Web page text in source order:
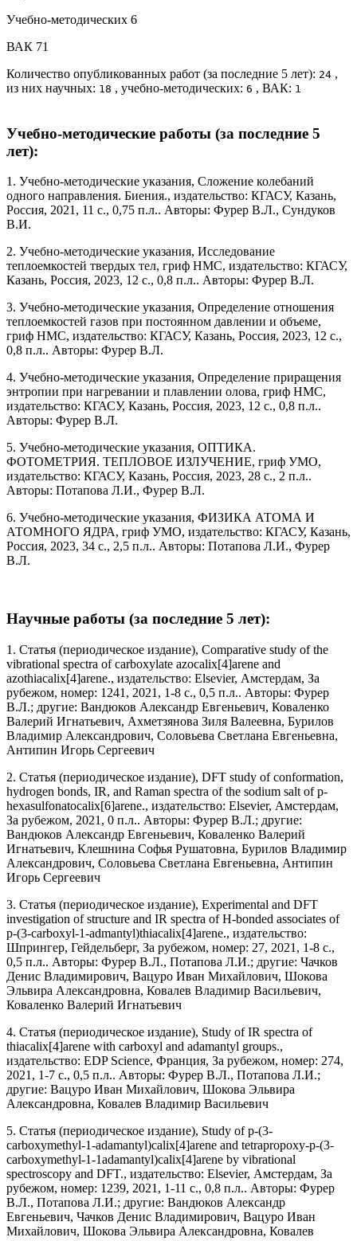
Учебно-методических 6
ВАК 71
Количество опубликованных работ (за последние 5 лет): 24 ,
из них научных: 18 , учебно-методических: 6 , ВАК: 1
Учебно-методические работы (за последние 5
лет):
1. Учебно-методические указания, Сложение колебаний
одного направления. Биения., издательство: КГАСУ, Казань,
Россия, 2021, 11 с., 0,75 п.л.. Авторы: Фурер В.Л., Сундуков
В.И.
2. Учебно-методические указания, Исследование
теплоемкостей твердых тел, гриф НМС, издательство: КГАСУ,
Казань, Россия, 2023, 12 с., 0,8 п.л.. Авторы: Фурер В.Л.
3. Учебно-методические указания, Определение отношения
теплоемкостей газов при постоянном давлении и объеме,
гриф НМС, издательство: КГАСУ, Казань, Россия, 2023, 12 с.,
0,8 п.л.. Авторы: Фурер В.Л.
4. Учебно-методические указания, Определение приращения
энтропии при нагревании и плавлении олова, гриф НМС,
издательство: КГАСУ, Казань, Россия, 2023, 12 с., 0,8 п.л..
Авторы: Фурер В.Л.
5. Учебно-методические указания, ОПТИКА.
ФОТОМЕТРИЯ. ТЕПЛОВОЕ ИЗЛУЧЕНИЕ, гриф УМО,
издательство: КГАСУ, Казань, Россия, 2023, 28 с., 2 п.л..
Авторы: Потапова Л.И., Фурер В.Л.
6. Учебно-методические указания, ФИЗИКА АТОМА И
АТОМНОГО ЯДРА, гриф УМО, издательство: КГАСУ, Казань,
Россия, 2023, 34 с., 2,5 п.л.. Авторы: Потапова Л.И., Фурер
В.Л.
Научные работы (за последние 5 лет):
1. Статья (периодическое издание), Comparative study of the
vibrational spectra of carboxylate azocalix[4]arene and
azothiacalix[4]arene., издательство: Elsevier, Амстердам, За
рубежом, номер: 1241, 2021, 1-8 с., 0,5 п.л.. Авторы: Фурер
В.Л.; другие: Вандюков Александр Евгеньевич, Коваленко
Валерий Игнатьевич, Ахметзянова Зиля Валеевна, Бурилов
Владимир Александрович, Соловьева Светлана Евгеньевна,
Антипин Игорь Сергеевич
2. Статья (периодическое издание), DFT study of conformation,
hydrogen bonds, IR, and Raman spectra of the sodium salt of p-
hexasulfonatocalix[6]arene., издательство: Elsevier, Амстердам,
За рубежом, 2021, 0 п.л.. Авторы: Фурер В.Л.; другие:
Вандюков Александр Евгеньевич, Коваленко Валерий
Игнатьевич, Клешнина Софья Рушатовна, Бурилов Владимир
Александрович, Соловьева Светлана Евгеньевна, Антипин
Игорь Сергеевич
3. Статья (периодическое издание), Experimental and DFT
investigation of structure and IR spectra of H-bonded associates of
p-(3-carboxyl-1-admantyl)thiacalix[4]arene., издательство:
Шпрингер, Гейдельберг, За рубежом, номер: 27, 2021, 1-8 с.,
0,5 п.л.. Авторы: Фурер В.Л., Потапова Л.И.; другие: Чачков
Денис Владимирович, Вацуро Иван Михайлович, Шокова
Эльвира Александровна, Ковалев Владимир Васильевич,
Коваленко Валерий Игнатьевич
4. Статья (периодическое издание), Study of IR spectra of
thiacalix[4]arene with carboxyl and adamantyl groups.,
издательство: EDP Science, Франция, За рубежом, номер: 274,
2021, 1-7 с., 0,5 п.л.. Авторы: Фурер В.Л., Потапова Л.И.;
другие: Вацуро Иван Михайлович, Шокова Эльвира
Александровна, Ковалев Владимир Васильевич
5. Статья (периодическое издание), Study of p-(3-
carboxymethyl-1-adamantyl)calix[4]arene and tetrapropoxy-p-(3-
carboxymethyl-1-1adamantyl)calix[4]arene by vibrational
spectroscopy and DFT., издательство: Elsevier, Амстердам, За
рубежом, номер: 1239, 2021, 1-11 с., 0,8 п.л.. Авторы: Фурер
В.Л., Потапова Л.И.; другие: Вандюков Александр
Евгеньевич, Чачков Денис Владимирович, Вацуро Иван
Михайлович, Шокова Эльвира Александровна, Ковалев